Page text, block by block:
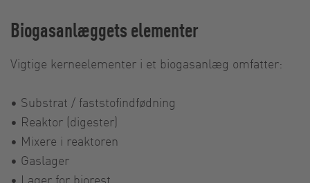
Biogasanlæggets elementer
Vigtige kerneelementer i et biogasanlæg omfatter:
• Substrat / faststofindfødning
• Reaktor (digester)
• Mixere i reaktoren
• Gaslager
• Lager for biorest